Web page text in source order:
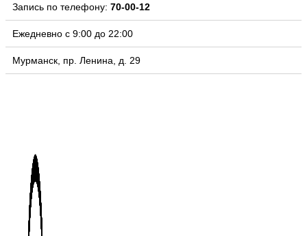
Запись по телефону: 70-00-12
Ежедневно с 9:00 до 22:00
Мурманск, пр. Ленина, д. 29